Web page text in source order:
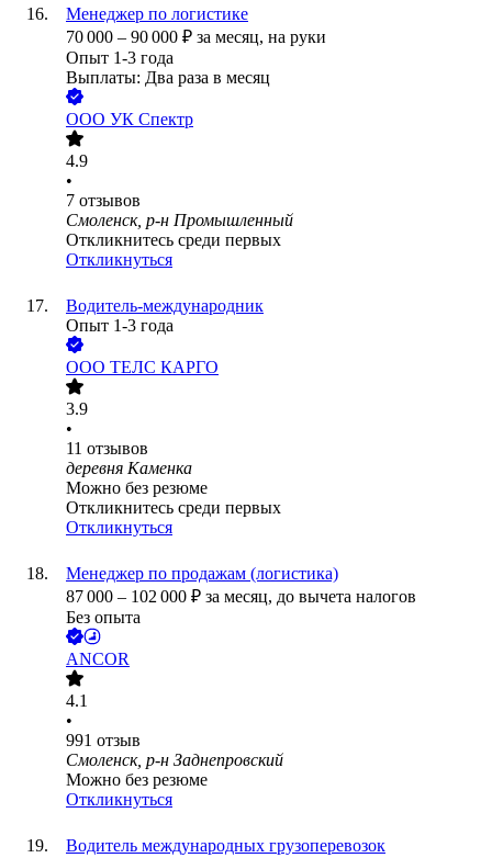
Менеджер по логистике
70 000 – 90 000 ₽ за месяц, на руки
Опыт 1-3 года
Выплаты: Два раза в месяц
ООО УК Спектр
4.9
•
7 отзывов
Смоленск, р-н Промышленный
Откликнитесь среди первых
Откликнуться
Водитель-международник
Опыт 1-3 года
ООО ТЕЛС КАРГО
3.9
•
11 отзывов
деревня Каменка
Можно без резюме
Откликнитесь среди первых
Откликнуться
Менеджер по продажам (логистика)
87 000 – 102 000 ₽ за месяц, до вычета налогов
Без опыта
ANCOR
4.1
•
991 отзыв
Смоленск, р-н Заднепровский
Можно без резюме
Откликнуться
Водитель международных грузоперевозок